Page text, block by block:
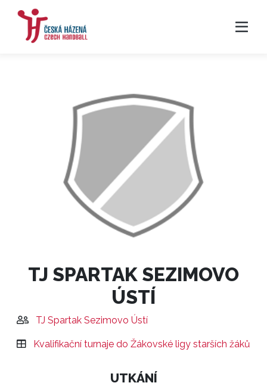
TJ SPARTAK SEZIMOVO
ÚSTÍ
TJ Spartak Sezimovo Ústí
Kvalifikační turnaje do Žákovské ligy starších žáků
UTKÁNÍ